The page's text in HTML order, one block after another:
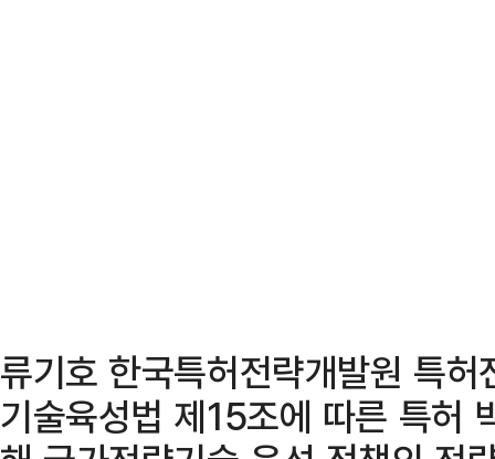
류기호 한국특허전략개발원 특
기술육성법 제15조에 따른 특허